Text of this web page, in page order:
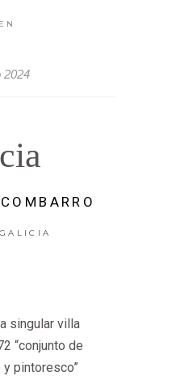
2024
GALICIA
singular villa
“conjunto de
pintoresco”